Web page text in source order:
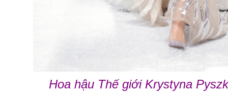
Hoa hậu Thế giới Krystyna